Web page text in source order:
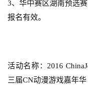
届
金
3、华中赛区湖南预选
报名有效。
活动名称：2016
三届CN动漫游戏嘉年华